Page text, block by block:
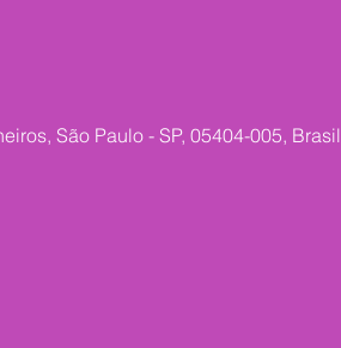
São Paulo - SP, 05404-005, Brasil